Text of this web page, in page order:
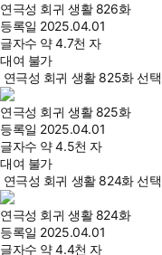
연극성 회귀 생활 826화
등록일 2025.04.01
글자수 약 4.7천 자
대여 불가
연극성 회귀 생활 825화 선택
연극성 회귀 생활 825화
등록일 2025.04.01
글자수 약 4.5천 자
대여 불가
연극성 회귀 생활 824화 선택
연극성 회귀 생활 824화
등록일 2025.04.01
글자수 약 4.4천 자